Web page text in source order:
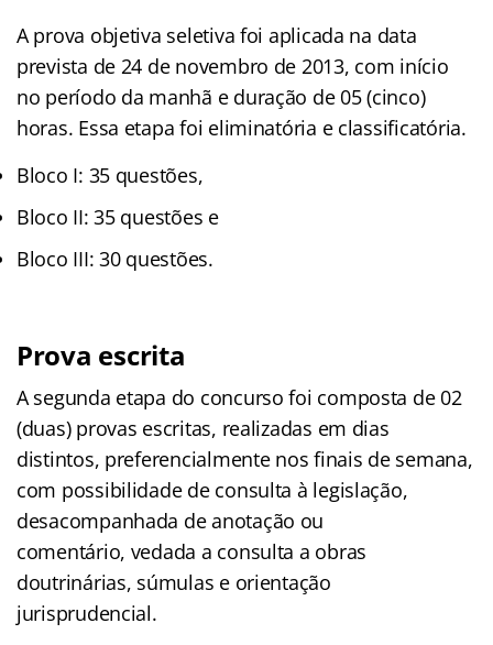
A prova objetiva seletiva foi aplicada na data
prevista de 24 de novembro de 2013, com início
no período da manhã e duração de 05 (cinco)
horas. Essa etapa foi eliminatória e classificatória.
Bloco I: 35 questões,
Bloco II: 35 questões e
Bloco III: 30 questões.
Prova escrita
A segunda etapa do concurso foi composta de 02
(duas) provas escritas, realizadas em dias
distintos, preferencialmente nos finais de semana,
com possibilidade de consulta à legislação,
desacompanhada de anotação ou
comentário, vedada a consulta a obras
doutrinárias, súmulas e orientação
jurisprudencial.